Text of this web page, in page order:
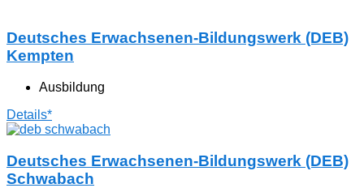
Deutsches Erwachsenen-Bildungswerk (DEB)
Kempten
Ausbildung
Details*
Deutsches Erwachsenen-Bildungswerk (DEB)
Schwabach